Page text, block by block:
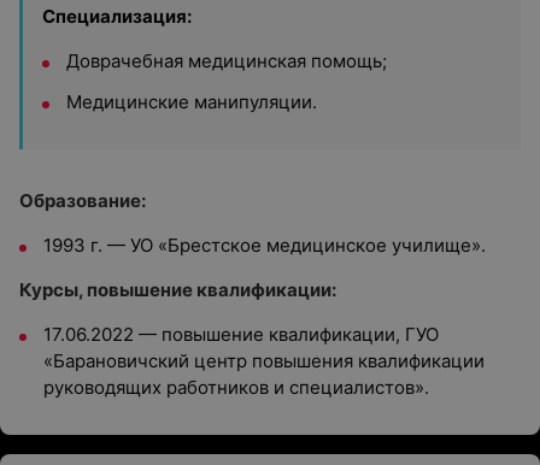
Специализация:
Доврачебная медицинская помощь;
Медицинские манипуляции.
Образование:
1993 г. — УО «Брестское медицинское училище».
Курсы, повышение квалификации:
17.06.2022 — повышение квалификации, ГУО
«Барановичский центр повышения квалификации
руководящих работников и специалистов».